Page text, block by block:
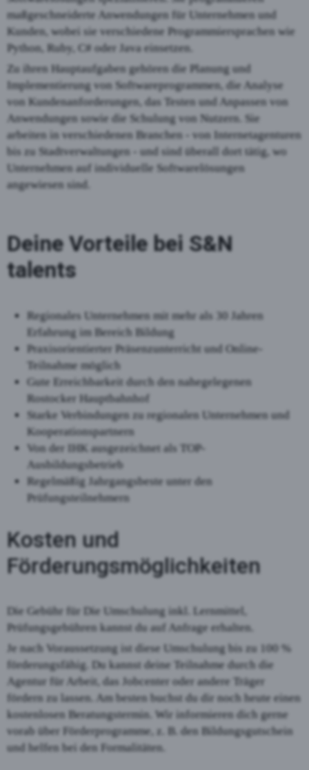
maßgeschneiderte Anwendungen für Unternehmen und
Kunden, wobei sie verschiedene Programmiersprachen wie
Python, Ruby, C# oder Java einsetzen.
Zu ihren Hauptaufgaben gehören die Planung und
Implementierung von Softwareprogrammen, die Analyse
von Kundenanforderungen, das Testen und Anpassen von
Anwendungen sowie die Schulung von Nutzern. Sie
arbeiten in verschiedenen Branchen - von Internetagenturen
bis zu Stadtverwaltungen - und sind überall dort tätig, wo
Unternehmen auf individuelle Softwarelösungen
angewiesen sind.
Deine Vorteile bei S&N
talents
Regionales Unternehmen mit mehr als 30 Jahren
Erfahrung im Bereich Bildung
Praxisorientierter Präsenzunterricht und Online-
Teilnahme möglich
Gute Erreichbarkeit durch den nahegelegenen
Rostocker Hauptbahnhof
Starke Verbindungen zu regionalen Unternehmen und
Kooperationspartnern
Von der IHK ausgezeichnet als TOP-
Ausbildungsbetrieb
Regelmäßig Jahrgangsbeste unter den
Prüfungsteilnehmern
Kosten und
Förderungsmöglichkeiten
Die Gebühr für Die Umschulung inkl. Lernmittel,
Prüfungsgebühren kannst du auf Anfrage erhalten.
Je nach Voraussetzung ist diese Umschulung bis zu 100 %
förderungsfähig. Du kannst deine Teilnahme durch die
Agentur für Arbeit, das Jobcenter oder andere Träger
fördern zu lassen. Am besten buchst du dir noch heute einen
kostenlosen Beratungstermin. Wir informieren dich gerne
vorab über Förderprogramme, z. B. den Bildungsgutschein
und helfen bei den Formalitäten.